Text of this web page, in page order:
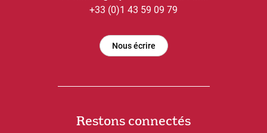
+33 (0)1 43 59 09 79
Nous écrire
Restons connectés